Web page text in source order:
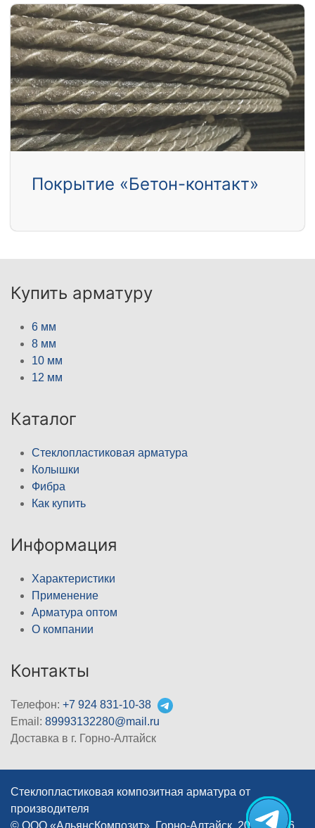
Покрытие «Бетон-контакт»
Купить арматуру
6 мм
8 мм
10 мм
12 мм
Каталог
Стеклопластиковая арматура
Колышки
Фибра
Как купить
Информация
Характеристики
Применение
Арматура оптом
О компании
Контакты
Телефон: +7 924 831-10-38
Email: 89993132280@mail.ru
Доставка в г. Горно-Алтайск
Стеклопластиковая композитная арматура от
производителя